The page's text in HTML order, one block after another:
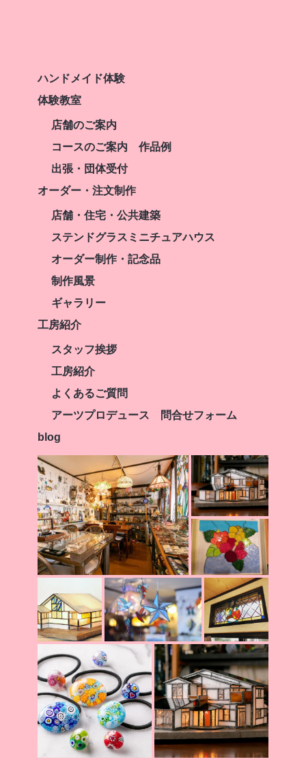
ハンドメイド体験
体験教室
店舗のご案内
コースのご案内 作品例
出張・団体受付
オーダー・注文制作
店舗・住宅・公共建築
ステンドグラスミニチュアハウス
オーダー制作・記念品
制作風景
ギャラリー
工房紹介
スタッフ挨拶
工房紹介
よくあるご質問
アーツプロデュース 問合せフォーム
blog